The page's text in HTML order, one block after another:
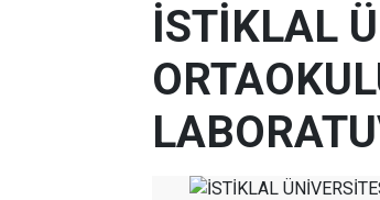
İSTİKLAL